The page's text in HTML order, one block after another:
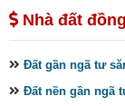
Nhà đất
Đất gần ngã tư
Đất nền gần ngã